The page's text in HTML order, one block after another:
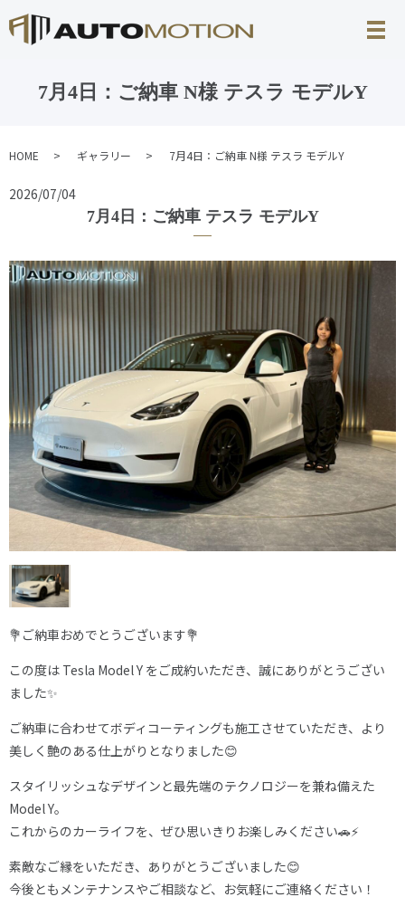
7月4日：ご納車 N様 テスラ モデルY
HOME ギャラリー 7月4日：ご納車 N様 テスラ モデルY
2026/07/04
7月4日：ご納車 テスラ モデルY
💐ご納車おめでとうございます💐
この度は Tesla Model Y をご成約いただき、誠にありがとうござい
ました✨
ご納車に合わせてボディコーティングも施工させていただき、より
美しく艶のある仕上がりとなりました😊
スタイリッシュなデザインと最先端のテクノロジーを兼ね備えた
Model Y。
これからのカーライフを、ぜひ思いきりお楽しみください🚗⚡️
素敵なご縁をいただき、ありがとうございました😊
今後ともメンテナンスやご相談など、お気軽にご連絡ください！